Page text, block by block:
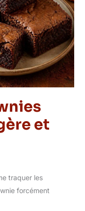
et
traquer les
forcément